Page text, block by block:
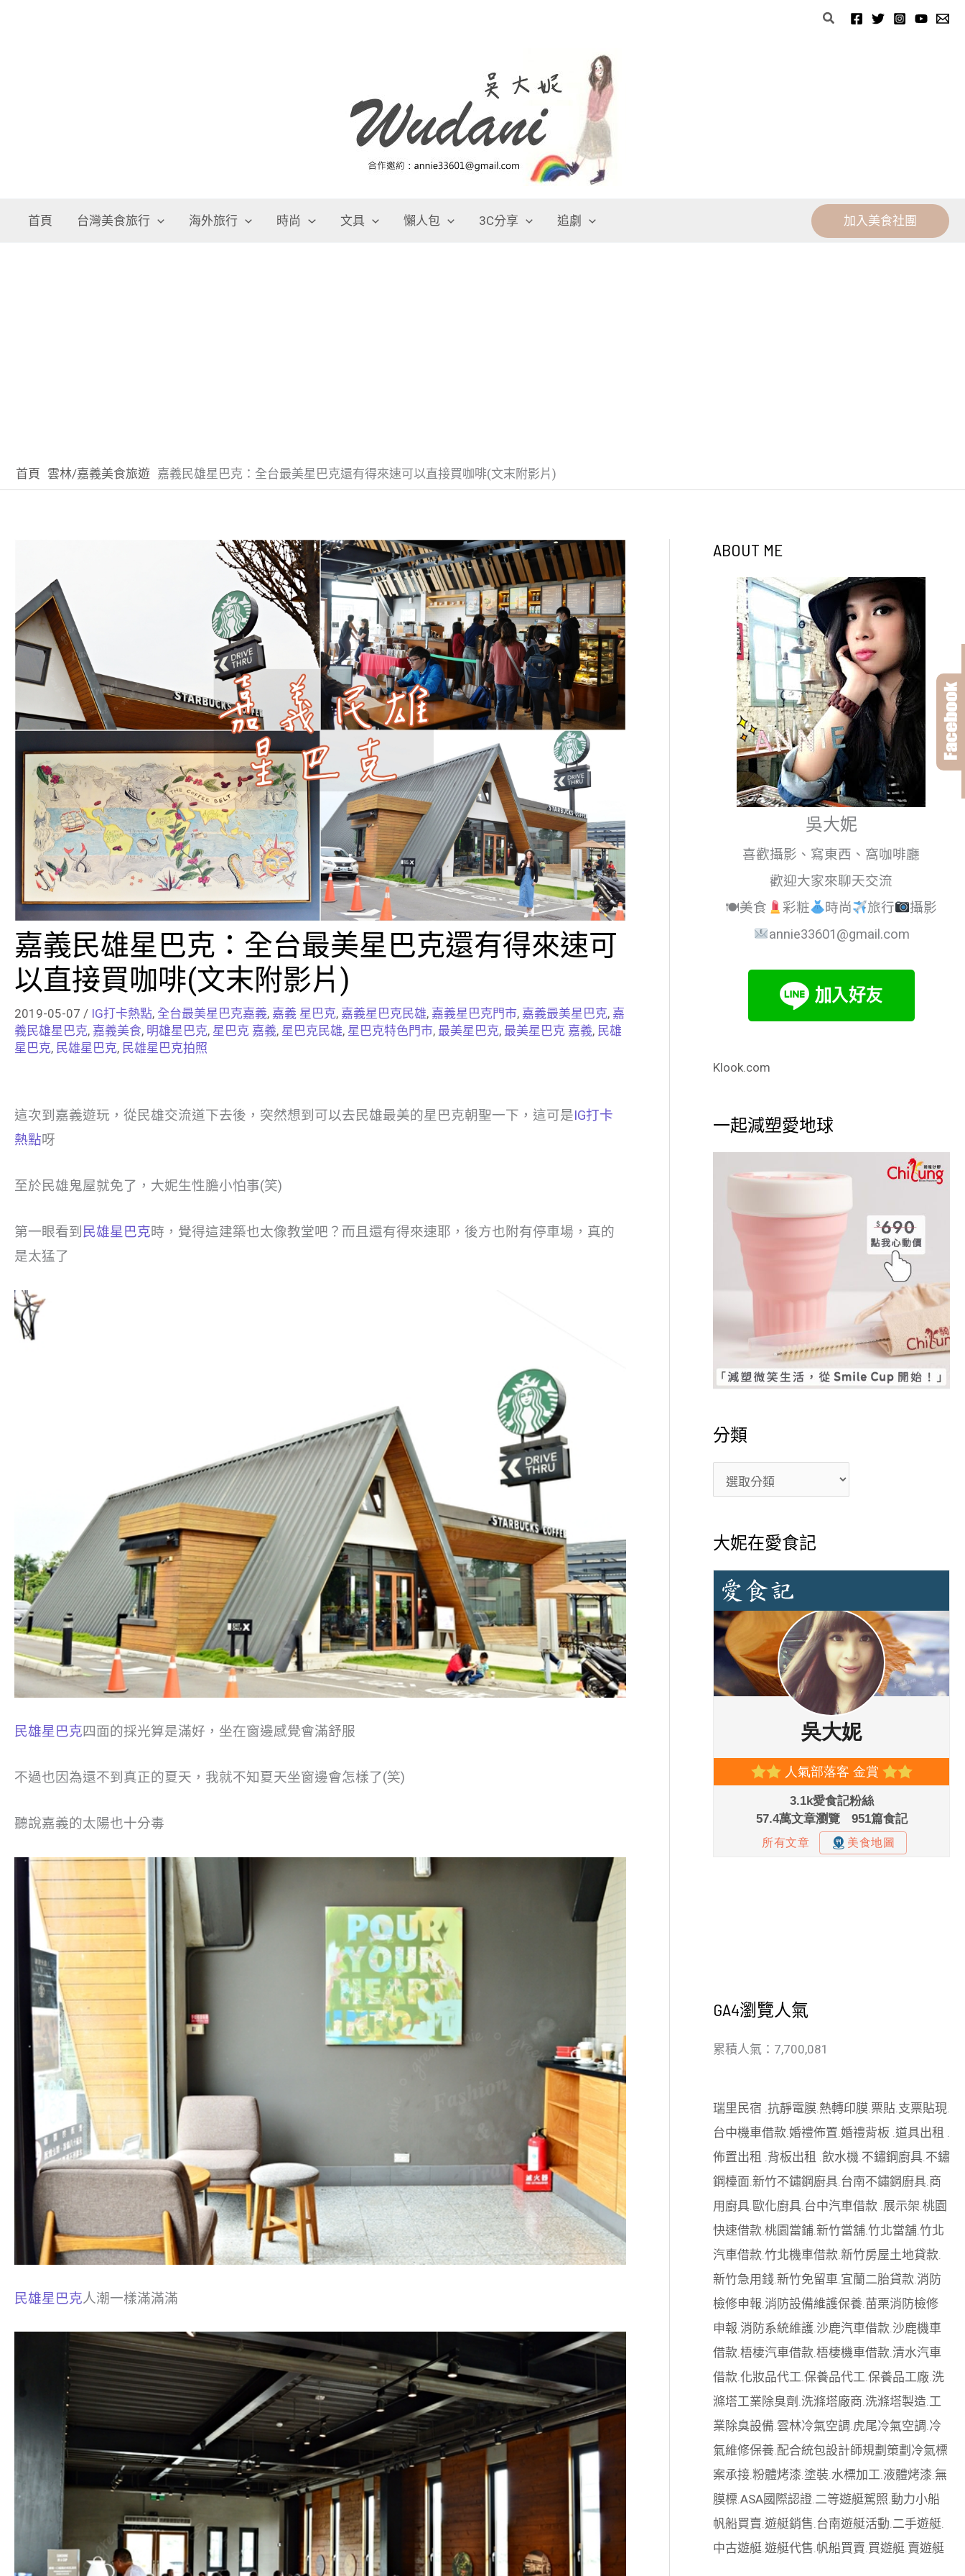
搜
首頁 台灣美食旅行 海外旅行 時尚 文具 懶人包 3C分享 追劇 加入美食社團
首頁 雲林/嘉義美食旅遊 嘉義民雄星巴克：全台最美星巴克還有得來速可以直接買咖啡(文末附影片)
嘉義民雄星巴克：全台最美星巴克還有得來速可
以直接買咖啡(文末附影片)
2019-05-07 / IG打卡熱點, 全台最美星巴克嘉義, 嘉義 星巴克, 嘉義星巴克民雄, 嘉義星巴克門市, 嘉義最美星巴克, 嘉
義民雄星巴克, 嘉義美食, 明雄星巴克, 星巴克 嘉義, 星巴克民雄, 星巴克特色門市, 最美星巴克, 最美星巴克 嘉義, 民雄
星巴克, 民雄星巴克, 民雄星巴克拍照
這次到嘉義遊玩，從民雄交流道下去後，突然想到可以去民雄最美的星巴克朝聖一下，這可是IG打卡
熱點呀
至於民雄鬼屋就免了，大妮生性膽小怕事(笑)
第一眼看到 民雄星巴克時，覺得這建築也太像教堂吧？而且還有得來速耶，後方也附有停車場，真的
是太猛了
民雄星巴克四面的採光算是滿好，坐在窗邊感覺會滿舒服
不過也因為還不到真正的夏天，我就不知夏天坐窗邊會怎樣了(笑)
聽說嘉義的太陽也十分毒
民雄星巴克人潮一樣滿滿滿
ABOUT ME
吳大妮
喜歡攝影、寫東西、窩咖啡廳
歡迎大家來聊天交流
🍽美食
彩粧 時尚 旅行
攝影
annie33601@gmail.com
Klook.com
一起減塑愛地球
分類
大妮在愛食記
GA4瀏覽人氣
累積人氣：7,700,081
瑞里民宿 抗靜電膜. 熱轉印膜. 票貼. 支票貼現
台中機車借款 婚禮佈置 婚禮背板 道具出租
佈置出租 背板出租 飲水機 不鏽鋼廚具. 不鏽
鋼檯面 新竹不鏽鋼廚具. 台南不鏽鋼廚具. 商
用廚具. 歐化廚具. 台中汽車借款 展示架 桃園
快速借款 桃園當鋪. 新竹當舖. 竹北當舖. 竹北
汽車借款 竹北機車借款 新竹房屋土地貸款
新竹急用錢. 新竹免留車. 宜蘭二胎貸款 消防
檢修申報 消防設備維護保養 苗栗消防檢修
申報 消防系統維護. 沙鹿汽車借款 沙鹿機車
借款 梧棲汽車借款 梧棲機車借款 清水汽車
借款 化妝品代工 保養品代工 保養品工廠. 洗
滌塔工業除臭劑 洗滌塔廠商 洗滌塔製造 工
業除臭設備 雲林冷氣空調 虎尾冷氣空調 冷
氣維修保養 配合統包設計師規劃策劃 冷氣標
案承接. 粉體烤漆 塗裝 水標加工 液體烤漆 無
膜標 ASA國際認證. 二等遊艇駕照 動力小船
帆船買賣 遊艇銷售 台南遊艇活動 二手遊艇.
中古遊艇. 遊艇代售 帆船買賣 買遊艇. 賣遊艇